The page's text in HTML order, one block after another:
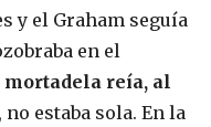
y el Graham seguía
en el
mortadela reía, al
no estaba sola. En la